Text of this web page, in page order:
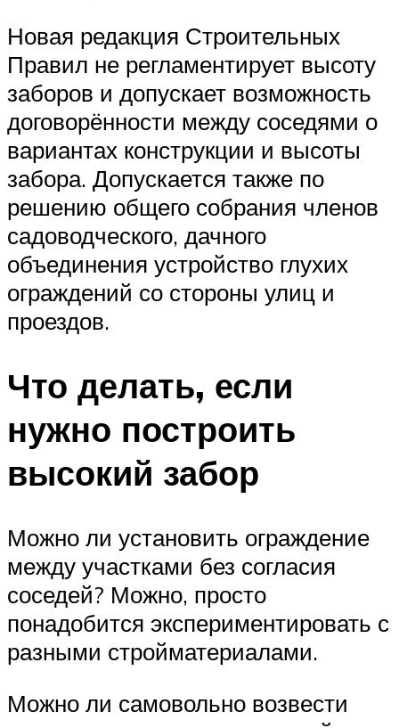
Новая редакция Строительных
Правил не регламентирует высоту
заборов и допускает возможность
договорённости между соседями о
вариантах конструкции и высоты
забора. Допускается также по
решению общего собрания членов
садоводческого, дачного
объединения устройство глухих
ограждений со стороны улиц и
проездов.
Что делать, если
нужно построить
высокий забор
Можно ли установить ограждение
между участками без согласия
соседей? Можно, просто
понадобится экспериментировать с
разными стройматериалами.
Можно ли самовольно возвести